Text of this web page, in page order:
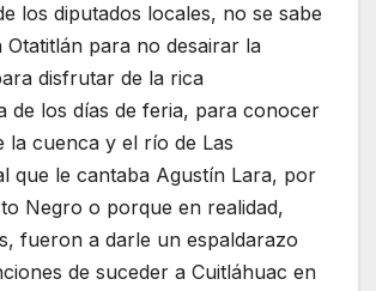
los diputados locales, no se sabe
Otatitlán para no desairar la
disfrutar de la rica
de los días de feria, para conocer
la cuenca y el río de Las
que le cantaba Agustín Lara, por
Negro o porque en realidad,
fueron a darle un espaldarazo
de suceder a Cuitláhuac en